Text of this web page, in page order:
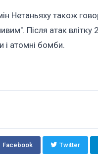
Нетаньяху також
Після атак
і атомні бомби.
Facebook Twitter